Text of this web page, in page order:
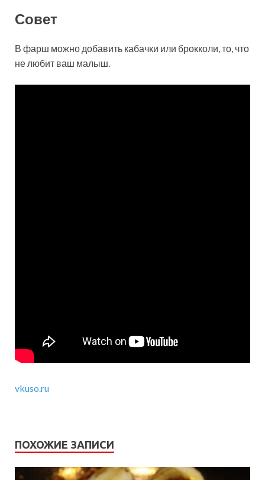
Совет
В фарш можно добавить кабачки или брокколи, то, что
не любит ваш малыш.
vkuso.ru
ПОХОЖИЕ ЗАПИСИ